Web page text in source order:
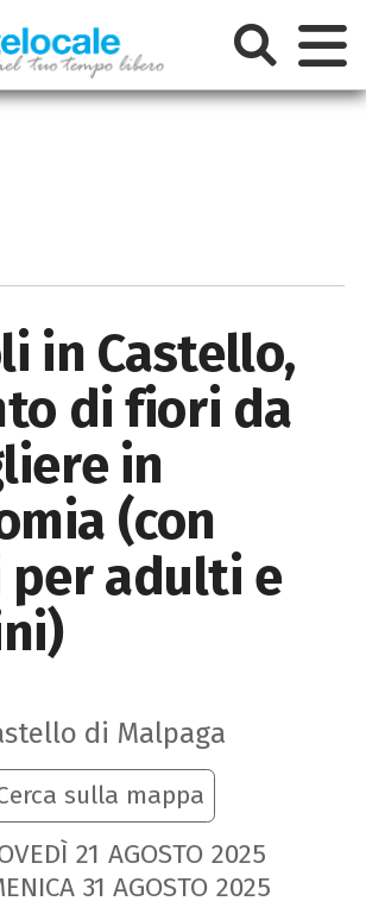
in Castello,
di fiori da
in
(con
adulti e
di Malpaga
sulla mappa
21 AGOSTO 2025
31 AGOSTO 2025